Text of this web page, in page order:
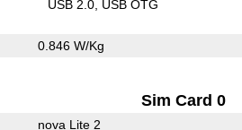
USB 2.0 USB OTG
0.846 W/Kg
Sim Card 0
nova Lite 2